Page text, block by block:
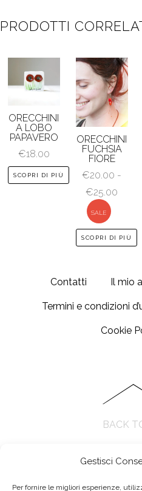
Gestisci
Per fornire le migliori esperienze,
PRODOTTI
ORECCHINI
A LOBO
PAPAVERO
€18.00
SCOPRI DI PIÙ
ORECCHINI
FUCHSIA
FIORE
€20.00 -
€25.00
da
SALE
Questo
più
varianti.
opzioni
pagina
prodotto
SCOPRI DI PIÙ
Contatti Il mio
Termini e condizioni
Cookie
BACK